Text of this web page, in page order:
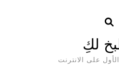
لكِ
على الانترنت